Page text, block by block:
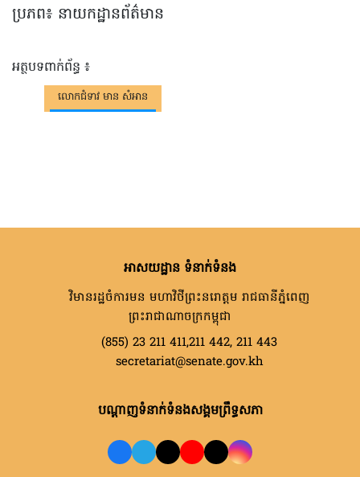
ប្រភព៖ នាយកដ្ឋានព័ត៌មាន
អត្ថបទពាក់ព័ន្ធ ៖
លោកជំទាវ មាន សំអាន
អាសយដ្ឋាន ទំនាក់ទំនង
វិមានរដ្ឋចំការមន មហាវិថីព្រះនរោត្តម រាជធានីភ្នំពេញ
ព្រះរាជាណាចក្រកម្ពុជា
(855) 23 211 411,211 442, 211 443
secretariat@senate.gov.kh
បណ្តាញទំនាក់ទំនងសង្គមព្រឹទ្ធសភា